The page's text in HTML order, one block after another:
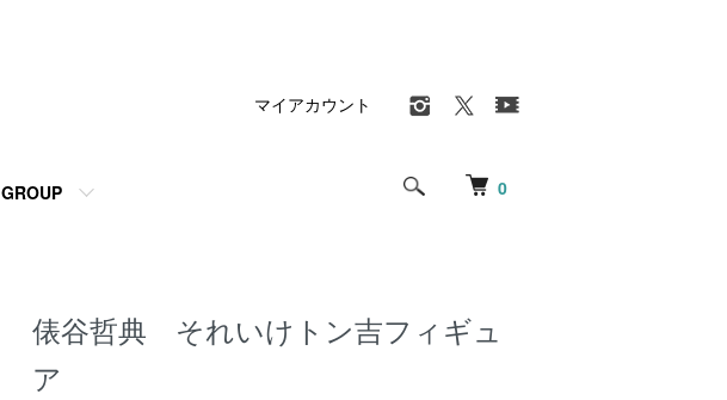
0
GROUP
マイアカウント
俵谷哲典 それいけトン吉フィギュ
ア